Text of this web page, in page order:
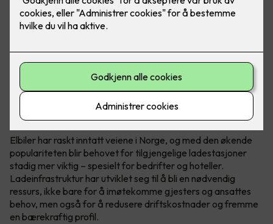
enklere ved å installere ladeanlegg på arbeidsplassen.
Foto: Marthe Thu (Zaptec)
Utskifting til elbiler
Elbiler har raskt inntatt veiene i Norge, og med den økende
populariteten blir behovet for tilgjengelige ladestasjoner
stadig mer viktig – spesielt for bedrifter og hoteller.
Ladeinfrastruktur har utviklet seg til å bli en nødvendig
ressurs, ikke bare for å imøtekomme gjesters og ansattes
behov, men også for å redusere driftskostnader og fremme
en bærekraftig profil.